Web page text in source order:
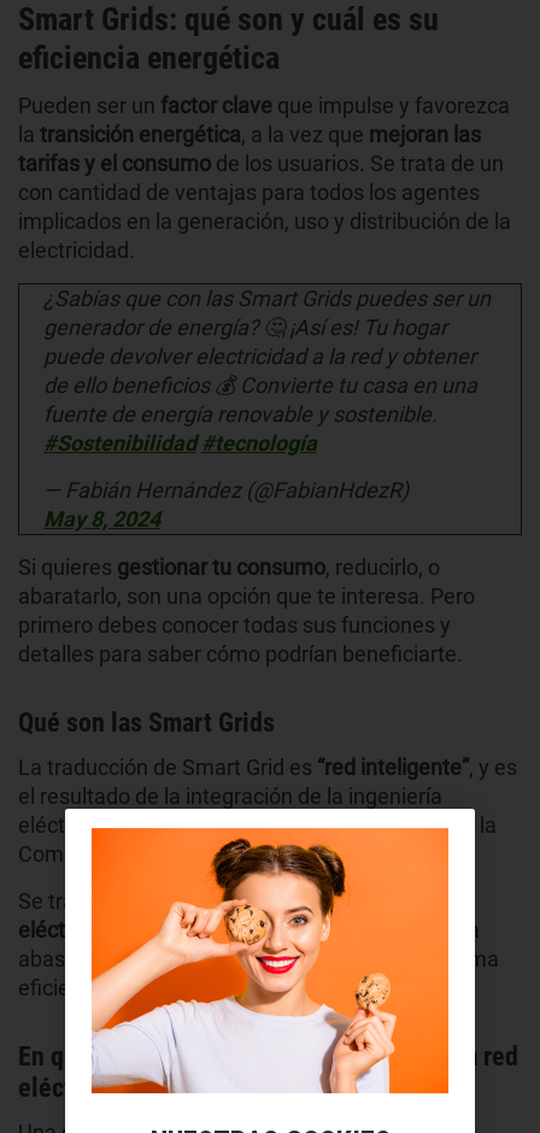
Smart Grids: qué son y cuál es su
eficiencia energética
Pueden ser un factor clave que impulse y favorezca
la transición energética, a la vez que mejoran las
tarifas y el consumo de los usuarios. Se trata de un
con cantidad de ventajas para todos los agentes
implicados en la generación, uso y distribución de la
electricidad.
¿Sabías que con las Smart Grids puedes ser un
generador de energía? 🤔 ¡Así es! Tu hogar
puede devolver electricidad a la red y obtener
de ello beneficios 💰 Convierte tu casa en una
fuente de energía renovable y sostenible.
#Sostenibilidad #tecnología
— Fabián Hernández (@FabianHdezR)
May 8, 2024
Si quieres gestionar tu consumo, reducirlo, o
abaratarlo, son una opción que te interesa. Pero
primero debes conocer todas sus funciones y
detalles para saber cómo podrían beneficiarte.
Qué son las Smart Grids
La traducción de Smart Grid es “red inteligente”, y es
el resultado de la integración de la ingeniería
eléctrica con las tecnologías de la Información y la
Comunicación.
Se trata de un
sistema de redes de distribución
eléctrica
que incorpora latecnología digital
para
abastecer la demanda ya existente con la máxima
eficiencia energética posible.
En qué se diferencian las Smart Grids de la red
eléctrica tradicional